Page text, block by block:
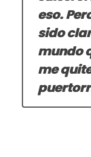
eso.
sido
mundo
me